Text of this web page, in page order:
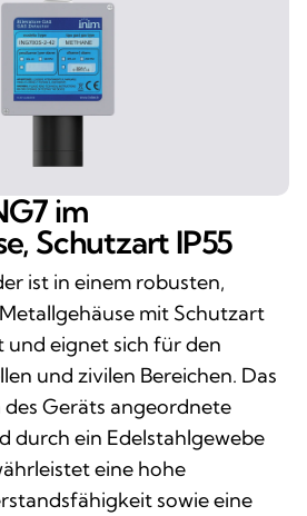
im
Schutzart IP55
ist in einem robusten,
mit Schutzart
und eignet sich für den
und zivilen Bereichen. Das
Geräts angeordnete
durch ein Edelstahlgewebe
eine hohe
sowie eine